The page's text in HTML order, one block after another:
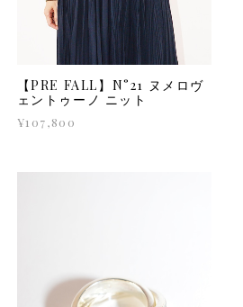
【PRE FALL】N°21 ヌメロヴ
ェントゥーノ ニット
¥107,800